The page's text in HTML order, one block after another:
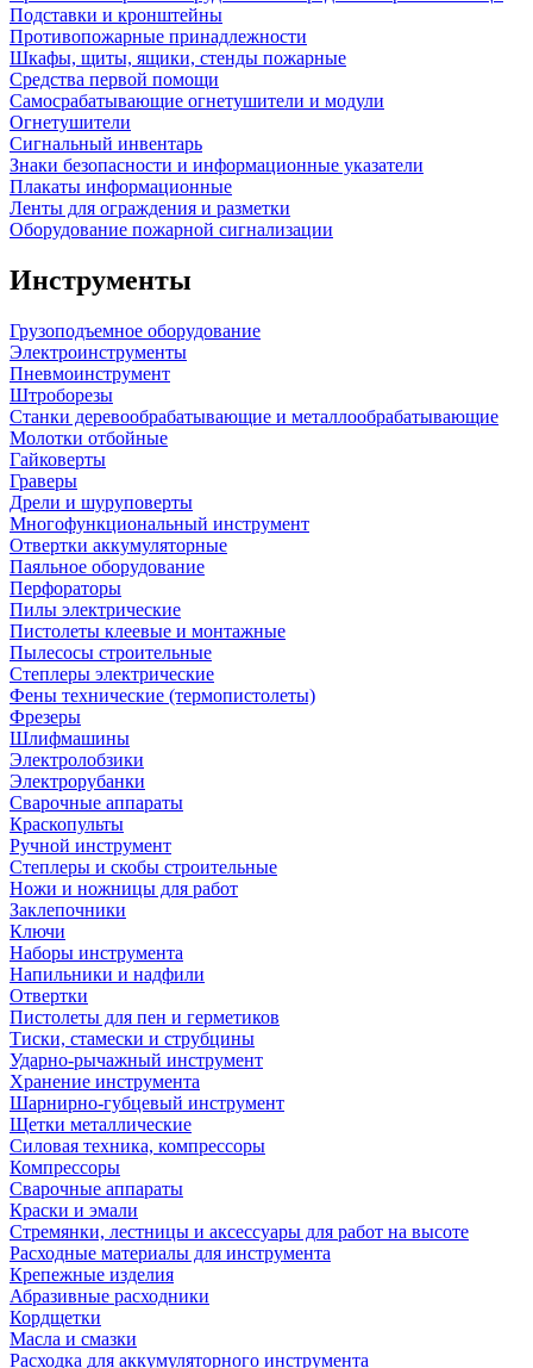
Подставки и кронштейны
Противопожарные принадлежности
Шкафы, щиты, ящики, стенды пожарные
Средства первой помощи
Самосрабатывающие огнетушители и модули
Огнетушители
Сигнальный инвентарь
Знаки безопасности и информационные указатели
Плакаты информационные
Ленты для ограждения и разметки
Оборудование пожарной сигнализации
Инструменты
Грузоподъемное оборудование
Электроинструменты
Пневмоинструмент
Штроборезы
Станки деревообрабатывающие и металлообрабатывающие
Молотки отбойные
Гайковерты
Граверы
Дрели и шуруповерты
Многофункциональный инструмент
Отвертки аккумуляторные
Паяльное оборудование
Перфораторы
Пилы электрические
Пистолеты клеевые и монтажные
Пылесосы строительные
Степлеры электрические
Фены технические (термопистолеты)
Фрезеры
Шлифмашины
Электролобзики
Электрорубанки
Сварочные аппараты
Краскопульты
Ручной инструмент
Степлеры и скобы строительные
Ножи и ножницы для работ
Заклепочники
Ключи
Наборы инструмента
Напильники и надфили
Отвертки
Пистолеты для пен и герметиков
Тиски, стамески и струбцины
Ударно-рычажный инструмент
Хранение инструмента
Шарнирно-губцевый инструмент
Щетки металлические
Силовая техника, компрессоры
Компрессоры
Сварочные аппараты
Краски и эмали
Стремянки, лестницы и аксессуары для работ на высоте
Расходные материалы для инструмента
Крепежные изделия
Абразивные расходники
Кордщетки
Масла и смазки
Расходка для аккумуляторного инструмента